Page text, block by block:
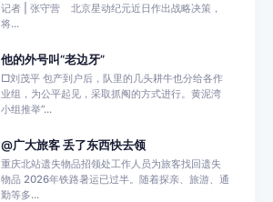
记者 | 张守营 北京星动纪元近日作出战略决策，
将...
他的外号叫“老边牙”
□刘茂平 包产到户后，队里的几头耕牛也分给各作
业组，为公平起见，采取抓阄的方式进行。黄泥湾
小组推举“...
@广大旅客 丢了东西快去领
重庆北站遗失物品招领处工作人员为旅客找回遗失
物品 2026年铁路暑运已过半。随着探亲、旅游、通
勤等多...